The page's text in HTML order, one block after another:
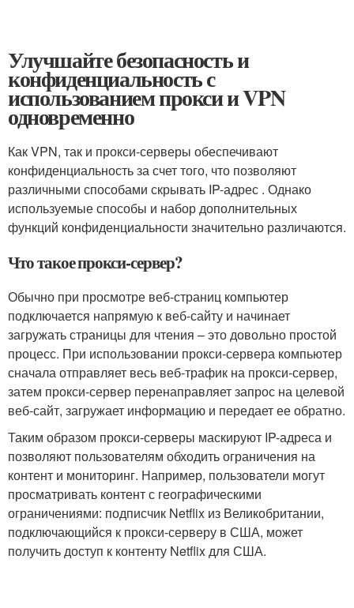
Улучшайте безопасность и
конфиденциальность с
использованием прокси и VPN
одновременно
Как VPN, так и прокси-серверы обеспечивают
конфиденциальность за счет того, что позволяют
различными способами скрывать IP-адрес . Однако
используемые способы и набор дополнительных
функций конфиденциальности значительно различаются.
Что такое прокси-сервер?
Обычно при просмотре веб-страниц компьютер
подключается напрямую к веб-сайту и начинает
загружать страницы для чтения – это довольно простой
процесс. При использовании прокси-сервера компьютер
сначала отправляет весь веб-трафик на прокси-сервер,
затем прокси-сервер перенаправляет запрос на целевой
веб-сайт, загружает информацию и передает ее обратно.
Таким образом прокси-серверы маскируют IP-адреса и
позволяют пользователям обходить ограничения на
контент и мониторинг. Например, пользователи могут
просматривать контент с географическими
ограничениями: подписчик Netflix из Великобритании,
подключающийся к прокси-серверу в США, может
получить доступ к контенту Netflix для США.